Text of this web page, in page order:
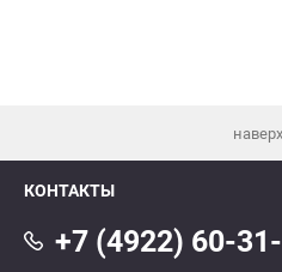
наверх
КОНТАКТЫ
+7 (4922) 60-